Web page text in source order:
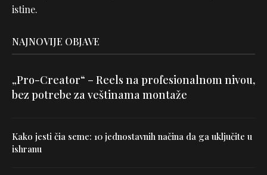
istine.
NAJNOVIJE OBJAVE
„Pro-Creator“ – Reels na profesionalnom nivou,
bez potrebe za veštinama montaže
Kako jesti čia seme: 10 jednostavnih načina da ga uključite u
ishranu